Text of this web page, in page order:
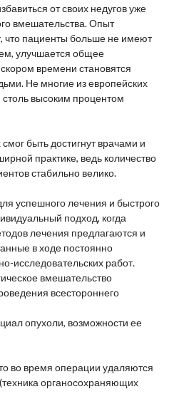
от своих недугов уже
вмешательства. Опыт
что пациенты больше не имеют
улучшается общее
времени становятся
Не многие из европейских
столь высоким процентом
быть достигнут врачами и
практике, ведь количество
стабильно велико.
успешного лечения и быстрого
подход, когда
лечения предлагаются и
в ходе постоянно
исследовательских работ.
вмешательство
всестороннего
опухоли, возможности ее
во время операции удаляются
органосохраняющих